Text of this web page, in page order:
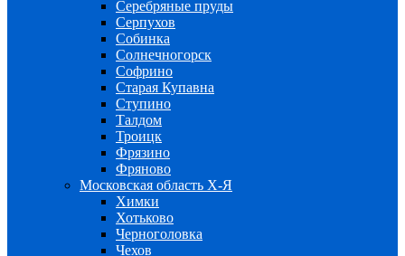
Серебряные пруды
Серпухов
Собинка
Солнечногорск
Софрино
Старая Купавна
Ступино
Талдом
Троицк
Фрязино
Фряново
Московская область Х-Я
Химки
Хотьково
Черноголовка
Чехов